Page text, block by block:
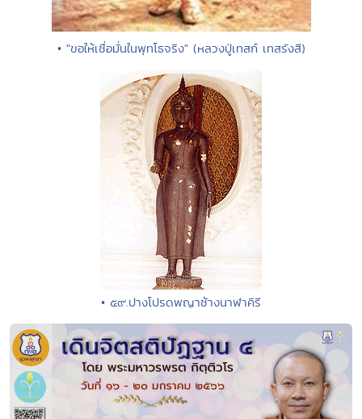
• "ขอให้เชื่อมั่นในพุทโธจริง" (หลวงปู่เทสก์ เทสรังสี)
• ๕๙.ปางโปรดพญาช้างนาฬาคิรี